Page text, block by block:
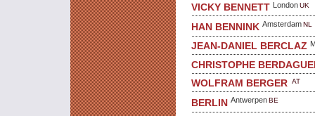
VICKY BENNETT LondonUK
HAN BENNINK Amsterdam NL
JEAN-DANIEL BERCLAZ
CHRISTOPHE
WOLFRAM BERGER AT
BERLIN Antwerpen BE